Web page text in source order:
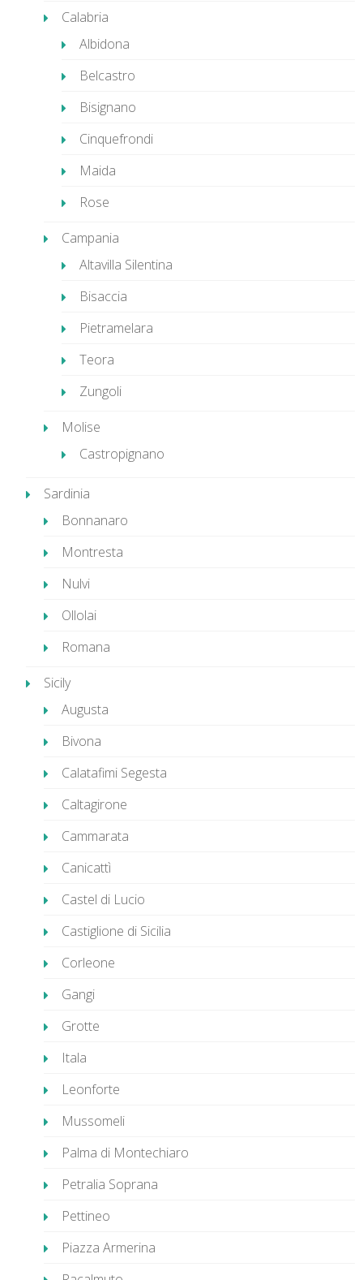
Calabria
Albidona
Belcastro
Bisignano
Cinquefrondi
Maida
Rose
Campania
Altavilla Silentina
Bisaccia
Pietramelara
Teora
Zungoli
Molise
Castropignano
Sardinia
Bonnanaro
Montresta
Nulvi
Ollolai
Romana
Sicily
Augusta
Bivona
Calatafimi Segesta
Caltagirone
Cammarata
Canicattì
Castel di Lucio
Castiglione di Sicilia
Corleone
Gangi
Grotte
Itala
Leonforte
Mussomeli
Palma di Montechiaro
Petralia Soprana
Pettineo
Piazza Armerina